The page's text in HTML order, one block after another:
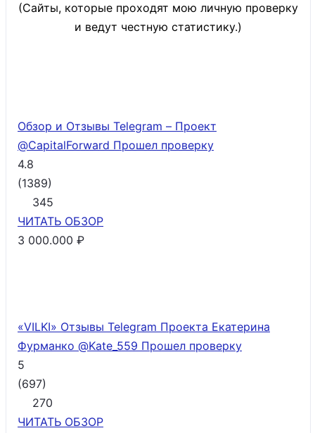
(Сайты, которые проходят мою личную проверку
и ведут честную статистику.)
Обзор и Отзывы Telegram – Проект
@CapitalForward Прошел проверку
4.8
(1389)
345
ЧИТАТЬ ОБЗОР
3 000.000 ₽
«VILKI» Отзывы Telegram Проекта Екатерина
Фурманко @Kate_559 Прошел проверку
5
(697)
270
ЧИТАТЬ ОБЗОР